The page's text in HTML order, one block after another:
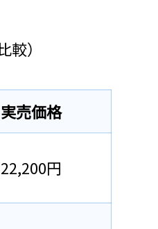
）
実売価格
22,200円